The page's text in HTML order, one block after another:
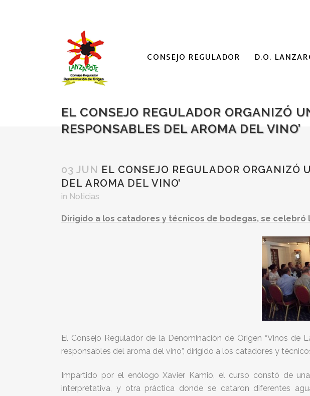
CONSEJO REGULADOR D.O.
EL CONSEJO REGULADOR ORGANIZÓ
RESPONSABLES DEL AROMA DEL VINO’
03 JUN EL CONSEJO REGULADOR ORGANIZÓ
DEL AROMA DEL VINO’
in Noticias
Dirigido a los catadores y técnicos de bodegas, se
El Consejo Regulador de la Denominación de Origen “Vinos
responsables del aroma del vino”, dirigido a los catadores y
Impartido por el enólogo Xavier Kamio, el curso constó de
interpretativa, y otra práctica donde se cataron diferentes